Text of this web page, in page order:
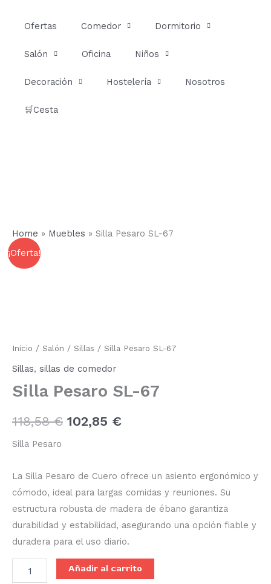
Ofertas Comedor Dormitorio
Salón Oficina Niños
Decoración Hostelería Nosotros
🛒Cesta
Home » Muebles » Silla Pesaro SL-67
¡Oferta!
Inicio / Salón / Sillas / Silla Pesaro SL-67
Sillas, sillas de comedor
Silla Pesaro SL-67
118,58€
118,58 €.
102,85 €
102,85 €.
Silla Pesaro
La Silla Pesaro de Cuero ofrece un asiento ergonómico y
cómodo, ideal para largas comidas y reuniones. Su
estructura robusta de madera de ébano garantiza
durabilidad y estabilidad, asegurando una opción fiable y
duradera para el uso diario.
Silla
Pesaro
SL-
Añadir al carrito